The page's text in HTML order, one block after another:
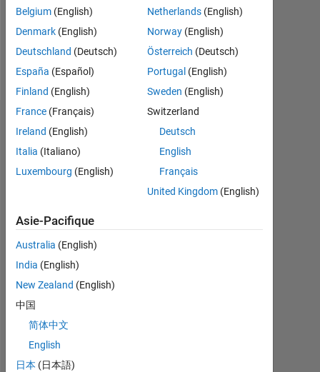
Follow
Statistiques
CONTRIBUTIONS
-2-1
2
3
4
Belgium (English)
Denmark (English)
Deutschland (Deutsch)
España (Español)
Finland (English)
France (Français)
Ireland (English)
Italia (Italiano)
Luxembourg (English)
Netherlands(English)
Norway(English)
Österreich (Deutsch)
Portugal (English)
Sweden (English)
Switzerland
Deutsch
English
Français
United Kingdom(English)
Asie-Pacifique
Australia (English)
India (English)
New Zealand (English)
中国
简体中文
English
日本 (日本語)